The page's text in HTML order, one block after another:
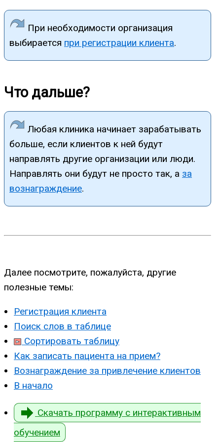
При необходимости организация
выбирается при регистрации клиента.
Что дальше?
Любая клиника начинает зарабатывать
больше, если клиентов к ней будут
направлять другие организации или люди.
Направлять они будут не просто так, а за
вознаграждение.
Далее посмотрите, пожалуйста, другие
полезные темы:
Регистрация клиента
Поиск слов в таблице
Сортировать таблицу
Как записать пациента на прием?
Вознаграждение за привлечение клиентов
В начало
Скачать программу с интерактивным
обучением